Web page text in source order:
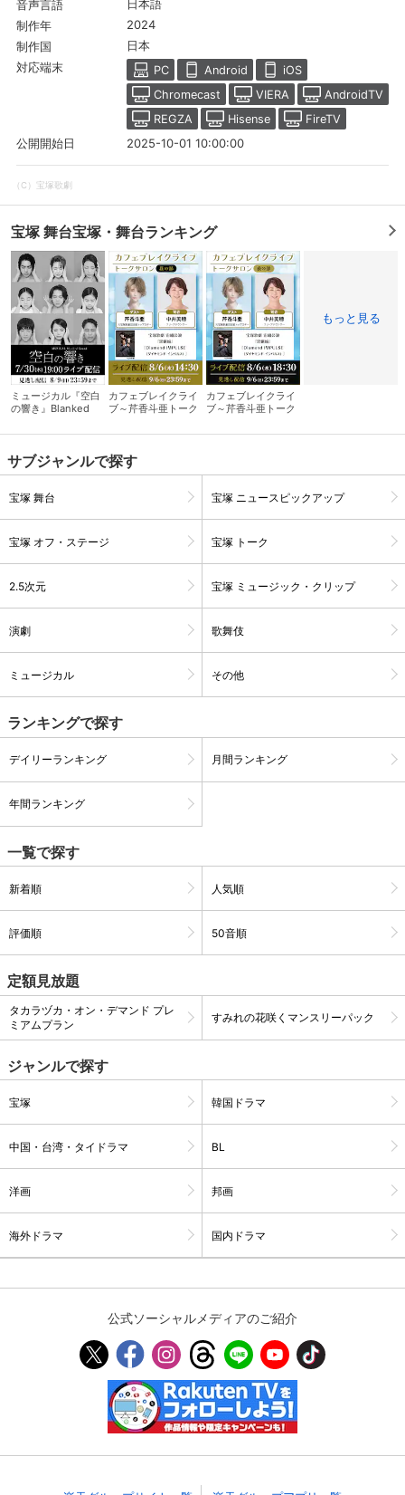
会員設定 会員情報
会員情報変更
決済方法変更 決済方法の変更が可能です。
購入明細 ４ヵ月分の購入明細の確認が可能です。
Myクーポン
現在獲得済みのお得なクーポンを確認でき
ます。
購入履歴
確認が可能です。こちらから視聴いただく
と便利です。
お気に入り
す。お気に入りに追加した作品の削除も可
閲覧履歴
視聴年齢制限
視聴デバイス一覧
パスコード設定
求められるのでお子さまがいても安心で
メルマガ
レスの変更が可能です。
定額見放題コンテンツの解約はこちらから
可能です。
ログアウト
音声言語 日本語
制作年 2024
制作国 日本
対応端末 PC Android
iOS
Chromecast
VIERA
AndroidTV
REGZA
Hisense
FireTV
公開開始日
2025-10-01 10:00:00
（C）宝塚歌劇
宝塚 舞台宝塚・舞台ランキング
ミュージカル『空白
の響き』Blanked
カフェブレイクライ
ブ～芹⾹⽃亜トーク
カフェブレイクライ
ブ～芹⾹⽃亜トーク
もっと見る
サブジャンルで探す
宝塚 舞台 宝塚 ニュースピックアップ
宝塚 オフ・ステージ 宝塚 トーク
2.5次元 宝塚 ミュージック・クリップ
演劇 歌舞伎
ミュージカル その他
ランキングで探す
デイリーランキング 月間ランキング
年間ランキング
一覧で探す
新着順 人気順
評価順 50音順
定額見放題
タカラヅカ・オン・デマンド プレ
ミアムプラン
すみれの花咲くマンスリーパック
ジャンルで探す
宝塚 韓国ドラマ
中国・台湾・タイドラマ BL
洋画 邦画
海外ドラマ 国内ドラマ
公式ソーシャルメディアのご紹介